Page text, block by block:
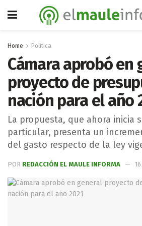
Home Política
Cámara aprobó en
proyecto de
nación para el año
La propuesta, que ahora inicia
particular, presenta un
del gasto respecto de la ley
POR REDACCIÓN EL MAULE INFORMA